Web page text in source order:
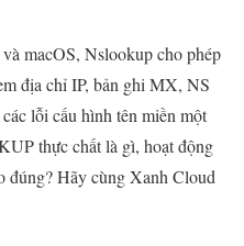
macOS, Nslookup cho phép
địa chỉ IP, bản ghi MX, NS
lỗi cấu hình tên miền một
thực chất là gì, hoạt động
đúng? Hãy cùng Xanh Cloud